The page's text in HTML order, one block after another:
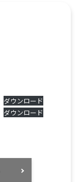
ダウンロード
ダウンロード